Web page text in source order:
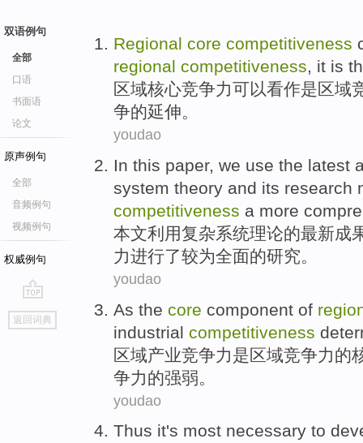
双语例句
全部
口语
书面语
论文
原声例句
全部
音频例句
视频例句
权威例句
go
top
返回词典
Regional core competitiveness
regional competitiveness, it is
区域核心竞争力可以看作是区域
争的延伸。
youdao
In this paper, we use the latest
system theory and its research
competitiveness a more
本文利用复杂系统理论的最新成
力进行了较为全面的研究。
youdao
As the core component of
industrial competitiveness
区域产业竞争力是区域竞争力的
争力的强弱。
youdao
Thus it's most necessary to